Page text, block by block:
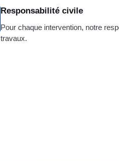
Responsabilité civile
Pour chaque intervention, notre
travaux.